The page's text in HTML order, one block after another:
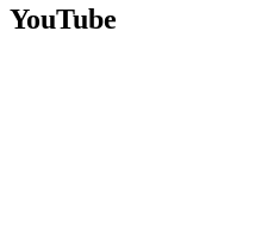
YouTube